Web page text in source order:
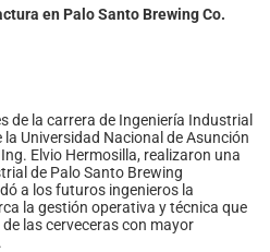
en Palo Santo Brewing Co.
de la carrera de Ingeniería Industrial
Universidad Nacional de Asunción
Elvio Hermosilla, realizaron una
de Palo Santo Brewing
a los futuros ingenieros la
la gestión operativa y técnica que
las cerveceras con mayor